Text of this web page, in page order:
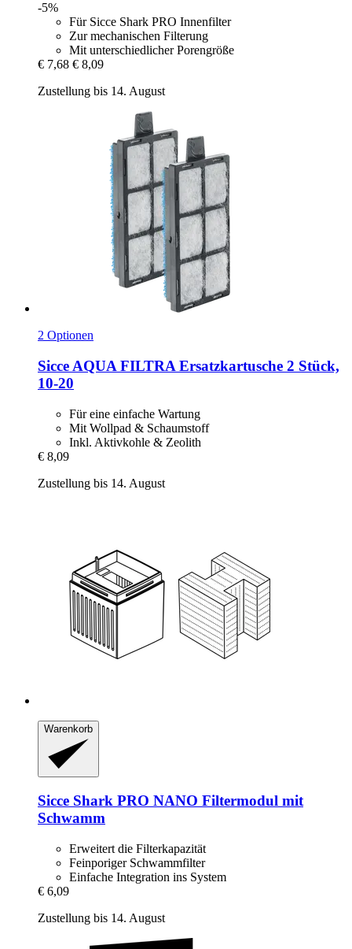
-5%
Für Sicce Shark PRO Innenfilter
Zur mechanischen Filterung
Mit unterschiedlicher Porengröße
€ 7,68 € 8,09
Zustellung bis 14. August
2 Optionen
Sicce AQUA FILTRA Ersatzkartusche 2 Stück,
10-​20
Für eine einfache Wartung
Mit Wollpad & Schaumstoff
Inkl. Aktivkohle & Zeolith
€ 8,09
Zustellung bis 14. August
Warenkorb
Sicce Shark PRO NANO Filtermodul mit
Schwamm
Erweitert die Filterkapazität
Feinporiger Schwammfilter
Einfache Integration ins System
€ 6,09
Zustellung bis 14. August